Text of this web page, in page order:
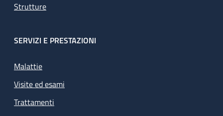
Strutture
SERVIZI E PRESTAZIONI
Malattie
Visite ed esami
Trattamenti